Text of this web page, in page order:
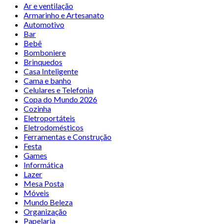
Ar e ventilação
Armarinho e Artesanato
Automotivo
Bar
Bebê
Bomboniere
Brinquedos
Casa Inteligente
Cama e banho
Celulares e Telefonia
Copa do Mundo 2026
Cozinha
Eletroportáteis
Eletrodomésticos
Ferramentas e Construção
Festa
Games
Informática
Lazer
Mesa Posta
Móveis
Mundo Beleza
Organização
Papelaria